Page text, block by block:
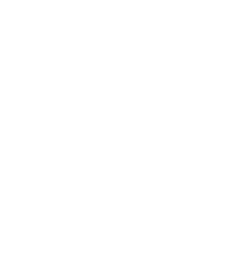
AT DAWN REJUVENATING